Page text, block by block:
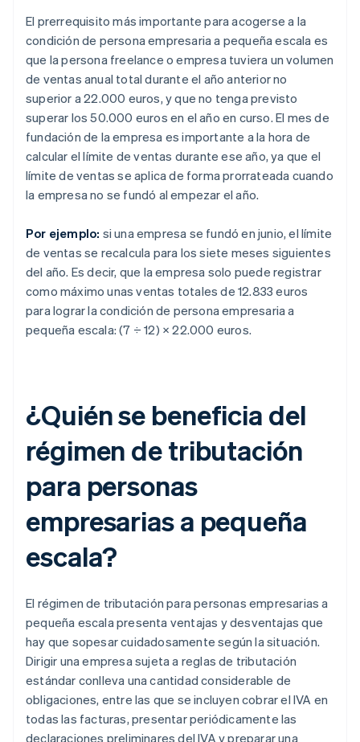
El prerrequisito más importante para acogerse a la
condición de persona empresaria a pequeña escala es
que la persona freelance o empresa tuviera un volumen
de ventas anual total durante el año anterior no
superior a 22.000 euros, y que no tenga previsto
superar los 50.000 euros en el año en curso. El mes de
fundación de la empresa es importante a la hora de
calcular el límite de ventas durante ese año, ya que el
límite de ventas se aplica de forma prorrateada cuando
la empresa no se fundó al empezar el año.
Por ejemplo: si una empresa se fundó en junio, el límite
de ventas se recalcula para los siete meses siguientes
del año. Es decir, que la empresa solo puede registrar
como máximo unas ventas totales de 12.833 euros
para lograr la condición de persona empresaria a
pequeña escala: (7 ÷ 12) × 22.000 euros.
¿Quién se beneficia del
régimen de tributación
para personas
empresarias a pequeña
escala?
El régimen de tributación para personas empresarias a
pequeña escala presenta ventajas y desventajas que
hay que sopesar cuidadosamente según la situación.
Dirigir una empresa sujeta a reglas de tributación
estándar conlleva una cantidad considerable de
obligaciones, entre las que se incluyen cobrar el IVA en
todas las facturas, presentar periódicamente las
declaraciones preliminares del IVA y preparar una